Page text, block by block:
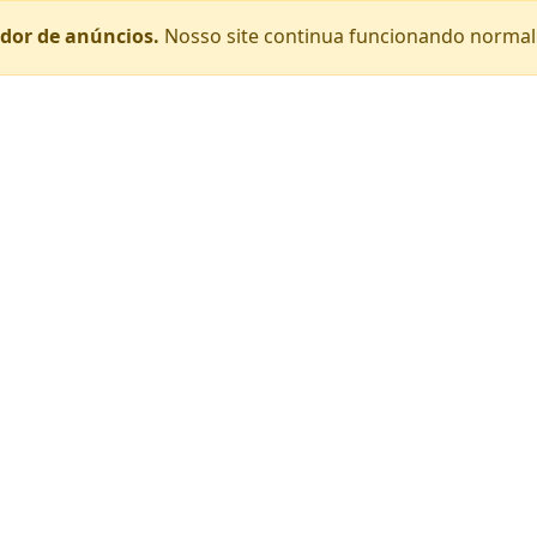
de anúncios. Nosso site continua funcionando